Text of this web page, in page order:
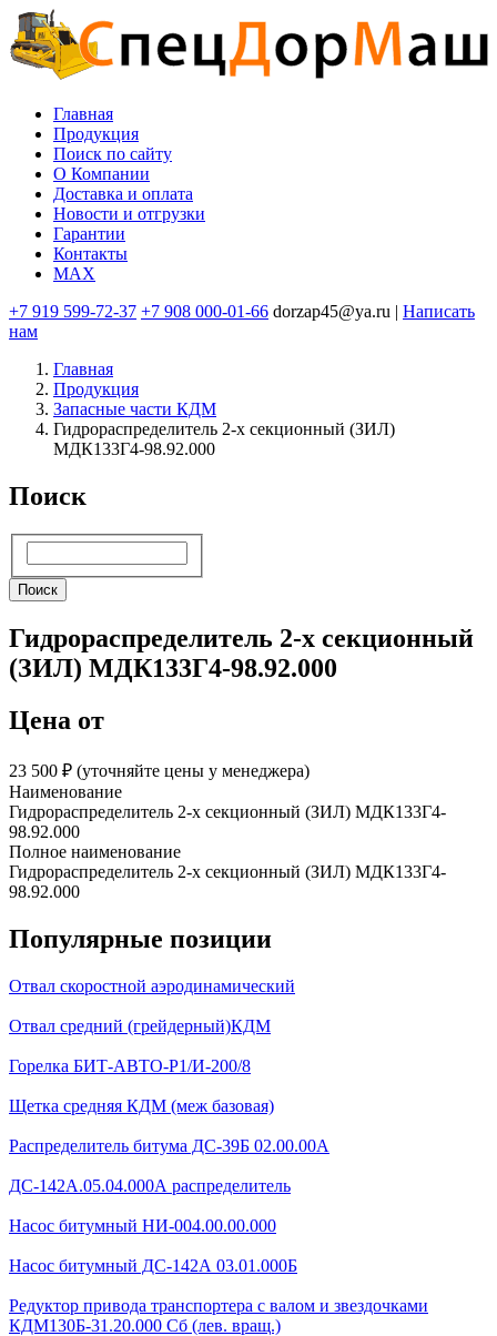
Перейти
к
основному
содержанию
Основная
навигация
Главная
Продукция
Поиск по сайту
O Компании
Доставка и оплата
Новости и отгрузки
Гарантии
Контакты
MAX
+7 919 599-72-37 +7 908 000-01-66 dorzap45@ya.ru | Написать
нам
Главная
Продукция
Запасные части КДМ
Гидрораспределитель 2-х секционный (ЗИЛ)
МДК133Г4-98.92.000
Поиск
Поиск
Гидрораспределитель 2-х секционный
(ЗИЛ) МДК133Г4-98.92.000
Цена от
23 500 ₽︁ (уточняйте цены у менеджера)
Наименование
Гидрораспределитель 2-х секционный (ЗИЛ) МДК133Г4-
98.92.000
Полное наименование
Гидрораспределитель 2-х секционный (ЗИЛ) МДК133Г4-
98.92.000
Популярные позиции
Отвал скоростной аэродинамический
Отвал средний (грейдерный)КДМ
Горелка БИТ-АВТО-Р1/И-200/8
Щетка средняя КДМ (меж базовая)
Распределитель битума ДС-39Б 02.00.00А
ДС-142А.05.04.000А распределитель
Насос битумный НИ-004.00.00.000
Насос битумный ДС-142А 03.01.000Б
Редуктор привода транспортера с валом и звездочками
КДМ130Б-31.20.000 Сб (лев. вращ.)